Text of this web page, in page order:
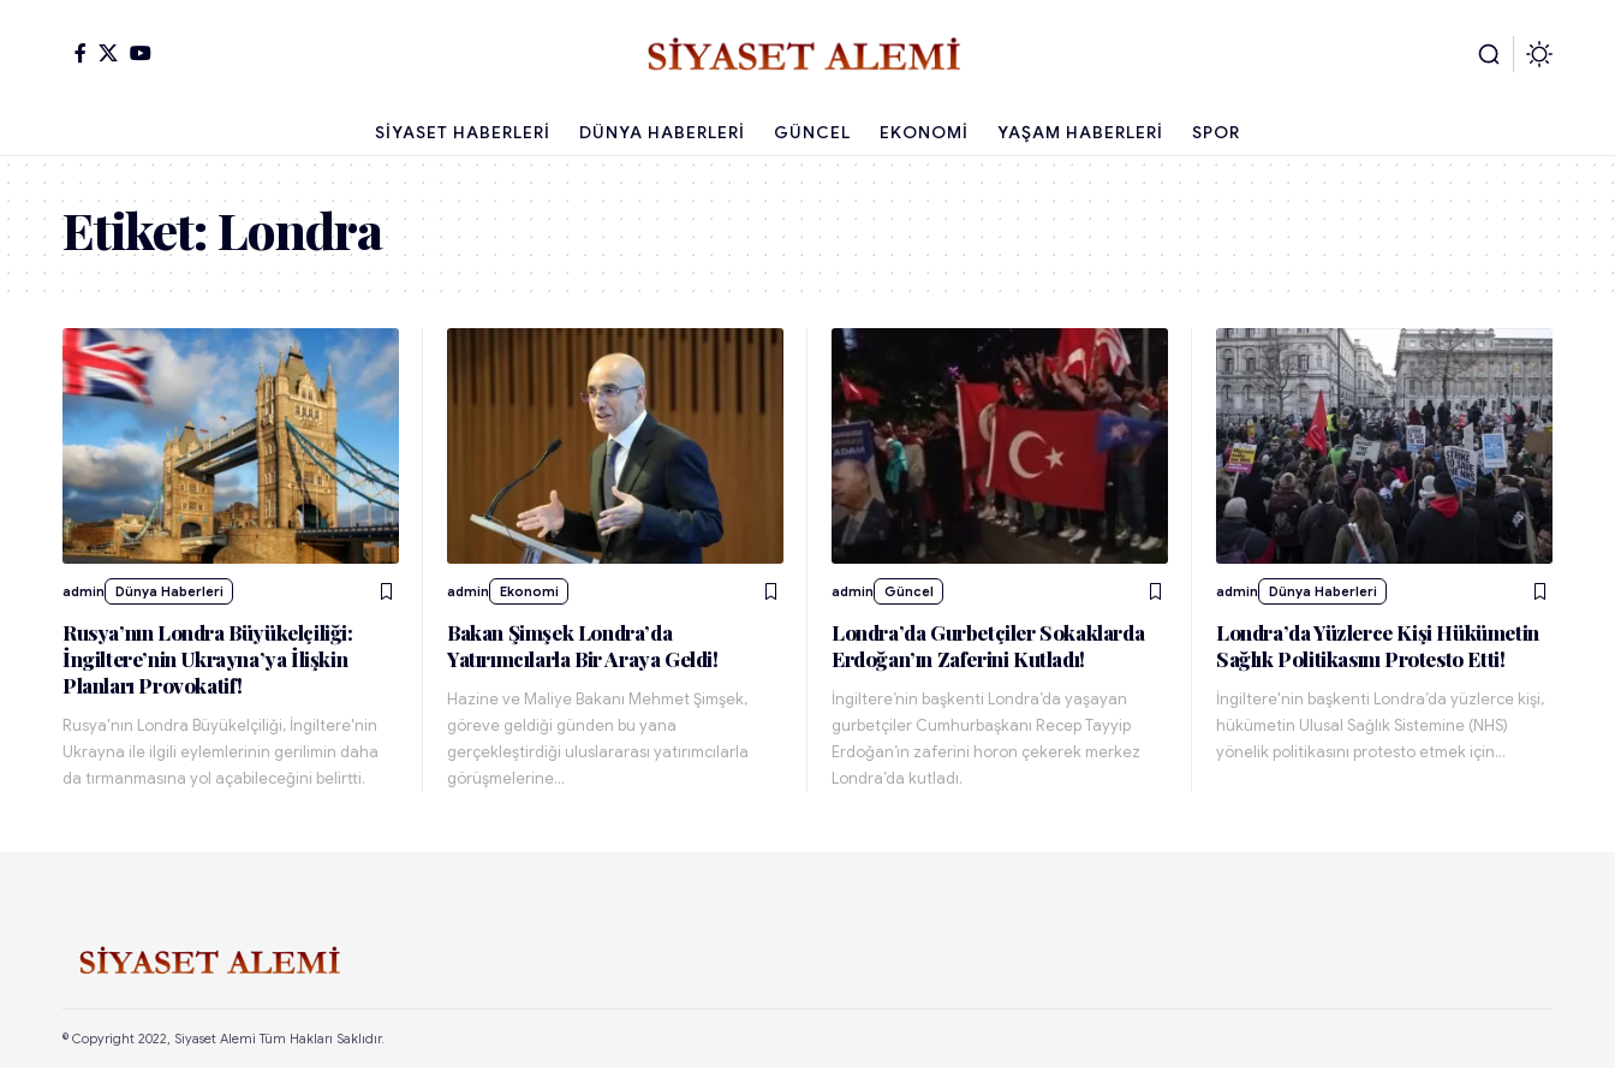
SIYASET HABERLERI DÜNYA HABERLERI GÜNCEL EKONOMI YAŞAM HABERLERI SPOR
Etiket:Londra
admin Dünya Haberleri
Rusya’nın Londra Büyükelçiliği:
İngiltere’nin Ukrayna’ya İlişkin
Planları Provokatif!
Rusya'nın Londra Büyükelçiliği, İngiltere'nin
Ukrayna ile ilgili eylemlerinin gerilimin daha
da tırmanmasına yol açabileceğini belirtti.
admin Ekonomi
Bakan Şimşek Londra’da
Yatırımcılarla Bir Araya Geldi!
Hazine ve Maliye Bakanı Mehmet Şimşek,
göreve geldiği günden bu yana
gerçekleştirdiği uluslararası yatırımcılarla
görüşmelerine…
admin Güncel
Londra’da Gurbetçiler Sokaklarda
Erdoğan’ın Zaferini Kutladı!
İngiltere’nin başkenti Londra’da yaşayan
gurbetçiler Cumhurbaşkanı Recep Tayyip
Erdoğan’ın zaferini horon çekerek merkez
Londra’da kutladı.
admin Dünya Haberleri
Londra’da Yüzlerce Kişi Hükümetin
Sağlık Politikasını Protesto Etti!
İngiltere'nin başkenti Londra’da yüzlerce kişi,
hükümetin Ulusal Sağlık Sistemine (NHS)
yönelik politikasını protesto etmek için…
© Copyright 2022, Siyaset Alemi Tüm Hakları Saklıdır.